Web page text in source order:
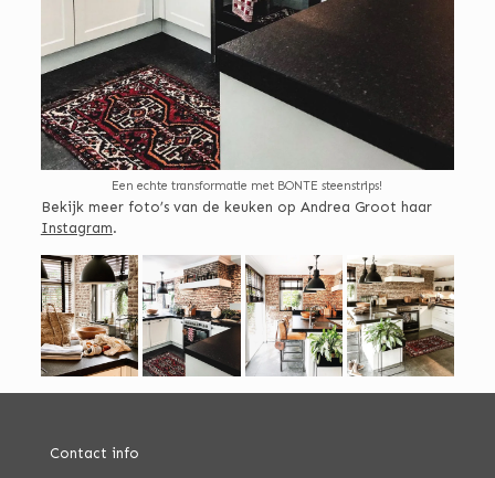
Een echte transformatie met BONTE steenstrips!
Bekijk meer foto’s van de keuken op Andrea Groot haar
Instagram.
Contact info